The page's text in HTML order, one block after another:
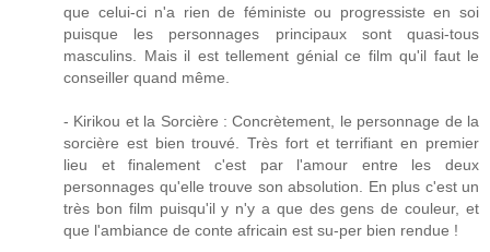
que celui-ci n'a rien de féministe ou progressiste en soi
puisque les personnages principaux sont quasi-tous
masculins. Mais il est tellement génial ce film qu'il faut le
conseiller quand même.
- Kirikou et la Sorcière : Concrètement, le personnage de la
sorcière est bien trouvé. Très fort et terrifiant en premier
lieu et finalement c'est par l'amour entre les deux
personnages qu'elle trouve son absolution. En plus c'est un
très bon film puisqu'il y n'y a que des gens de couleur, et
que l'ambiance de conte africain est su-per bien rendue !